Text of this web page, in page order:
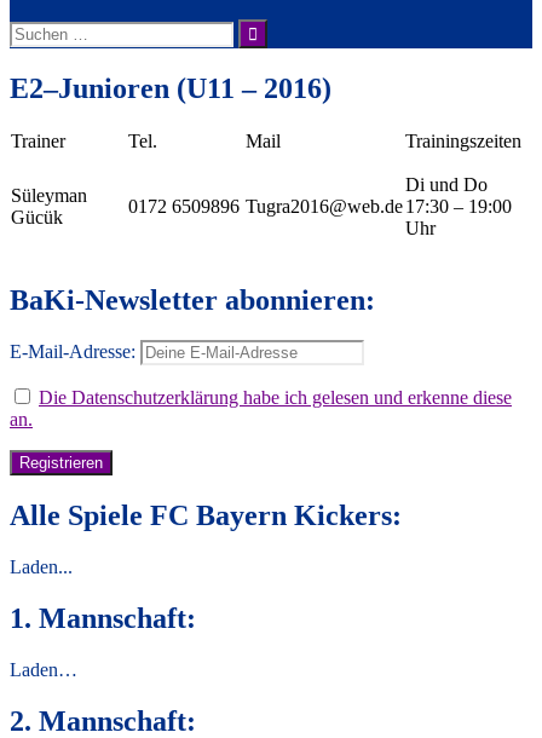
Suche
nach:
E2–Junioren (U11 – 2016)
Trainer Tel. Mail Trainingszeiten
Süleyman
Gücük
0172 6509896 Tugra2016@web.de
Di und Do
17:30 – 19:00
Uhr
BaKi-Newsletter abonnieren:
E-Mail-Adresse:
Die Datenschutzerklärung habe ich gelesen und erkenne diese
an.
Alle Spiele FC Bayern Kickers:
Laden...
1. Mannschaft:
Laden…
2. Mannschaft: